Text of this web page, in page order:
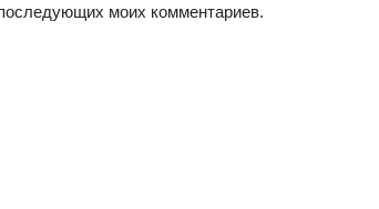
моих комментариев.